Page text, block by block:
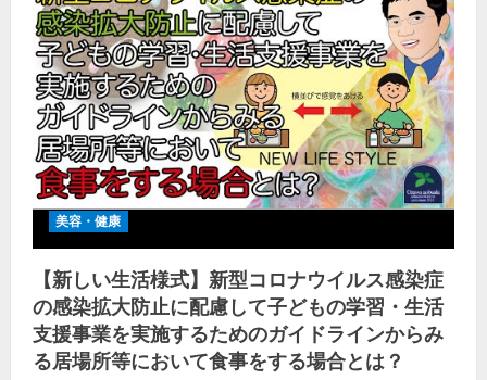
美容・健康
【新しい生活様式】新型コロナウイルス感染症
の感染拡大防止に配慮して子どもの学習・生活
支援事業を実施するためのガイドラインからみ
る居場所等において食事をする場合とは？